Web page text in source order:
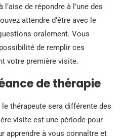
de répondre à l’une des
attendre d’être avec le
oralement. Vous
de remplir ces
votre première visite.
de thérapie
thérapeute sera différente des
visite est une période pour
apprendre à vous connaître et